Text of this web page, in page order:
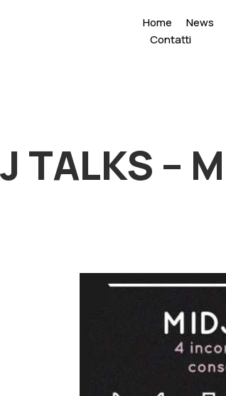
Home News
Contatti
TALKS –